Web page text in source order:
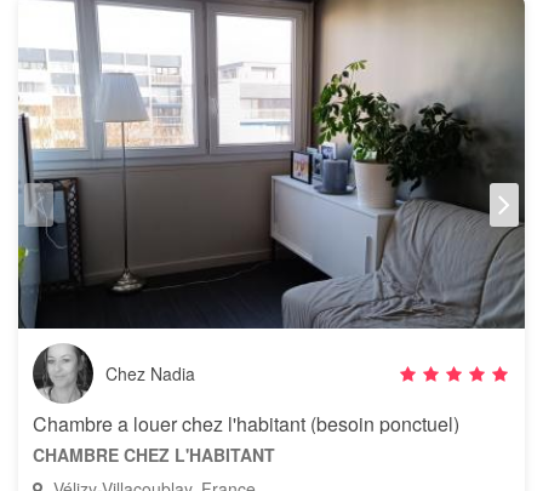
Chez Nadia
Chambre a louer chez l'habitant (besoin ponctuel)
CHAMBRE CHEZ L'HABITANT